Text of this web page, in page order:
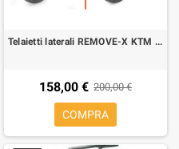
Telaietti laterali REMOVE-X KTM 890 Duke 2021-2023 a sgancio rapido per borse soffici laterali
158,00 € 200,00 €
COMPRA